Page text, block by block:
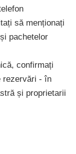
să menționați
pachetelor
confirmați
rezervări - în
și proprietarii